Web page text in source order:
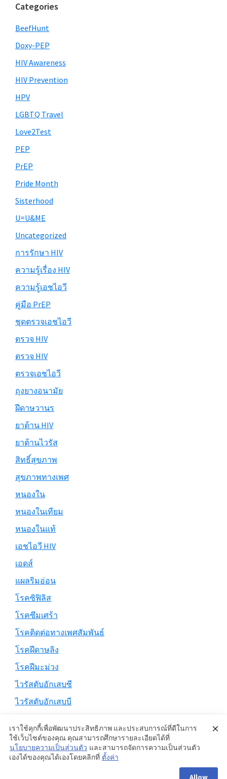
Categories
BeefHunt
Doxy-PEP
HIV Awareness
HIV Prevention
HPV
LGBTQ Travel
Love2Test
PEP
PrEP
Pride Month
Sisterhood
U=U&ME
Uncategorized
การรักษา HIV
ความรู้เรื่อง HIV
ความรู้เอชไอวี
คู่มือ PrEP
ชุดตรวจเอชไอวี
ตรวจ HIV
ตรวจ HIV
ตรวจเอชไอวี
ถุงยางอนามัย
ฝีดาษวานร
ยาต้าน HIV
ยาต้านไวรัส
สิทธิ์สุขภาพ
สุขภาพทางเพศ
หนองใน
หนองในเทียม
หนองในแท้
เอชไอวี HIV
เอดส์
แผลริมอ่อน
โรคซิฟิลิส
โรคซึมเศร้า
โรคติดต่อทางเพศสัมพันธ์
โรคฝีดาษลิง
โรคฝีมะม่วง
ไวรัสตับอักเสบซี
ไวรัสตับอักเสบบี
Copyright © 2026 ·Genesis SampleonGenesis Framework
WordPress
เราใช้คุกกี้เพื่อพัฒนาประสิทธิภาพ และประสบการณ์ที่ดีในการ
ใช้เว็บไซต์ของคุณ คุณสามารถศึกษารายละเอียดได้ที่
นโยบายความเป็นส่วนตัว และสามารถจัดการความเป็นส่วนตัว
เองได้ของคุณได้เองโดยคลิกที่ ตั้งค่า
Allow